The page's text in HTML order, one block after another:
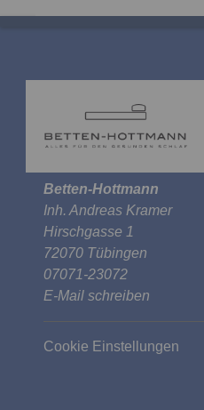
Betten-Hottmann
Inh. Andreas Kramer
Hirschgasse 1
72070 Tübingen
07071-23072
E-Mail schreiben
Cookie Einstellungen